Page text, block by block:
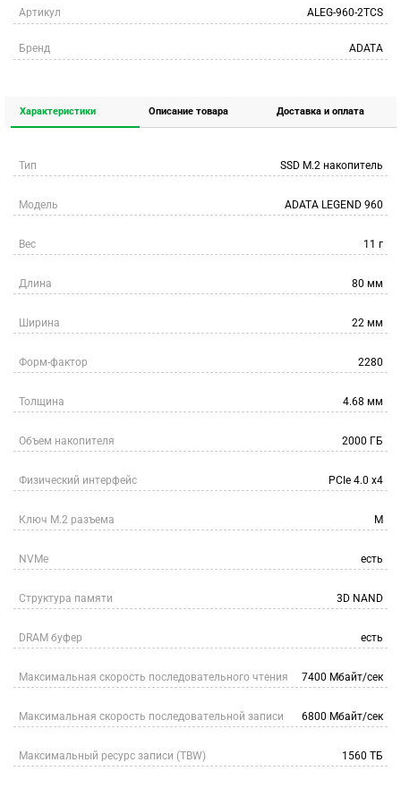
Артикул ALEG-960-2TCS
Бренд ADATA
Характеристики Описание товара Доставка и оплата
Тип SSD M.2 накопитель
Модель ADATA LEGEND 960
Вес 11 г
Длина 80 мм
Ширина 22 мм
Форм-фактор 2280
Толщина 4.68 мм
Объем накопителя 2000 ГБ
Физический интерфейс PCIe 4.0 x4
Ключ M.2 разъема M
NVMe есть
Структура памяти 3D NAND
DRAM буфер есть
Максимальная скорость последовательного чтения 7400 Мбайт/сек
Максимальная скорость последовательной записи 6800 Мбайт/сек
Максимальный ресурс записи (TBW) 1560 ТБ